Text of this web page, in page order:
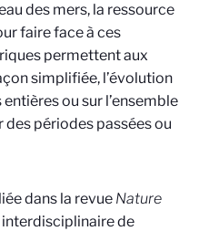
des mers, la ressource
faire face à ces
permettent aux
simplifiée, l’évolution
ou sur l’ensemble
des périodes passées ou
dans la revue Nature
interdisciplinaire de